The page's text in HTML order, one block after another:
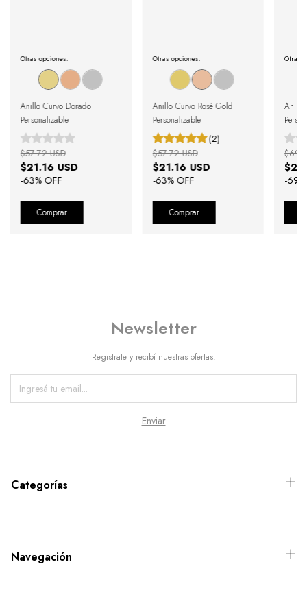
Otras opciones:
Anillo Curvo Dorado
Personalizable
$21.16 USD
-63% OFF
$57.72 USD
Comprar
Otras opciones:
Anillo Curvo Rosé Gold
Personalizable
(2)
$21.16 USD
-63% OFF
$57.72 USD
Comprar
Otras
Anillo
-69
Newsletter
Registrate y recibí nuestras ofertas.
Categorías
Navegación